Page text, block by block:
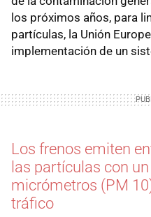
los próximos años, para
partículas, la Unión
implementación de un
Los frenos emiten
las partículas con
micrómetros (PM
tráfico